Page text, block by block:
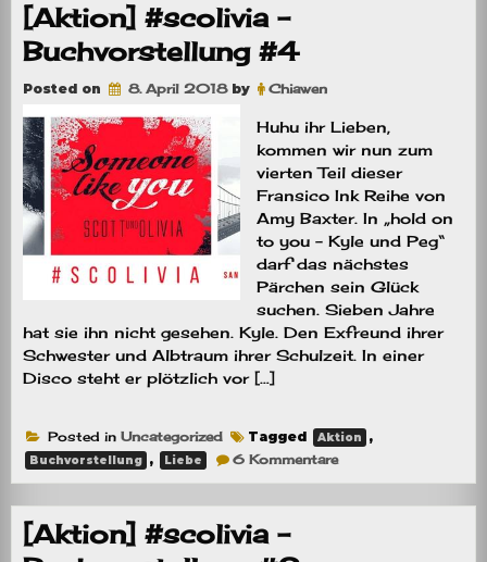
[Aktion] #scolivia –
Buchvorstellung #4
Posted on 8. April 2018by Chiawen
Huhu ihr Lieben,
kommen wir nun zum
vierten Teil dieser
Fransico Ink Reihe von
Amy Baxter. In „hold on
to you – Kyle und Peg“
darf das nächstes
Pärchen sein Glück
suchen. Sieben Jahre
hat sie ihn nicht gesehen. Kyle. Den Exfreund ihrer
Schwester und Albtraum ihrer Schulzeit. In einer
Disco steht er plötzlich vor […]
Posted in Uncategorized Tagged Aktion ,
Buchvorstellung , Liebe 6 Kommentarezu
–
[Aktion] #scolivia –